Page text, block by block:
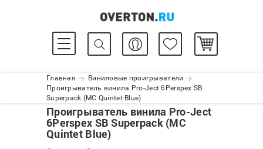
Главная
Виниловые проигрыватели
Проигрыватель винила Pro-Ject 6Perspex SB
Superpack (MC Quintet Blue)
Проигрыватель винила Pro-Ject
6Perspex SB Superpack (MC
Quintet Blue)